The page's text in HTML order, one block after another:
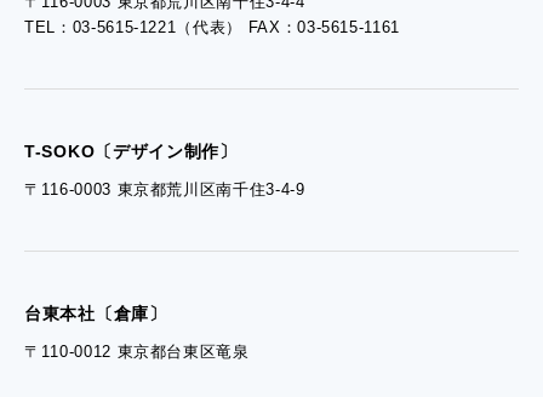
TEL：03-5615-1221（代表） FAX：03-5615-1161
T-SOKO〔デザイン制作〕
〒116-0003 東京都荒川区南千住3-4-9
台東本社〔倉庫〕
〒110-0012 東京都台東区竜泉